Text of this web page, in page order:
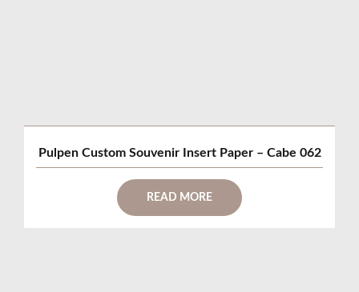
Pulpen Custom Souvenir Insert Paper – Cabe 062
READ MORE